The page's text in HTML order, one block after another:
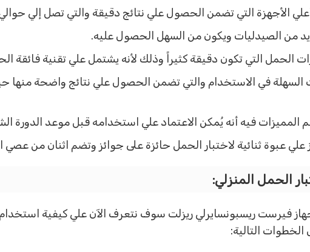
الأجهزة التي تضمن الحصول علي نتائج دقيقة والتي تصل إلي حوالي
من الصيدليات ويكون من السهل الحصول عليه.
الحمل التي تكون دقيقة كثيراً وذلك لأنه يشتمل علي تقنية فائقة
السهلة في الاستخدام والتي تضمن الحصول علي نتائج واضحة منها
المميزات فيه أنه يُمكن الاعتماد علي استخدامه قبل موعد الدورة
عبوة ثنائية لاختبار الحمل حائزة على جوائز وتضم اثنان من عصي
الحمل المنزلي:
فيرست ريسبونسايرلي ريزلت سوف نتعرف الآن علي كيفية
التالية: